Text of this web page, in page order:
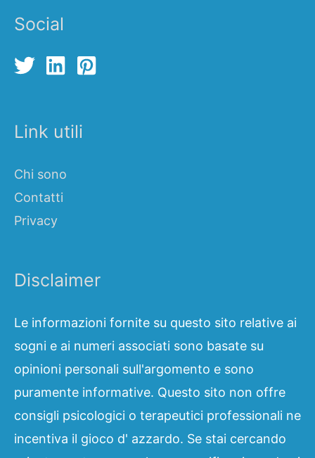
Social
Link utili
Chi sono
Contatti
Privacy
Disclaimer
Le informazioni fornite su questo sito relative ai
sogni e ai numeri associati sono basate su
opinioni personali sull'argomento e sono
puramente informative. Questo sito non offre
consigli psicologici o terapeutici professionali ne
incentiva il gioco d' azzardo. Se stai cercando